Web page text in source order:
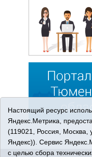
Настоящий ресурс
Яндекс.Метрика,
(119021, Россия, Москва,
Яндекс)). Сервис
с целью сбора